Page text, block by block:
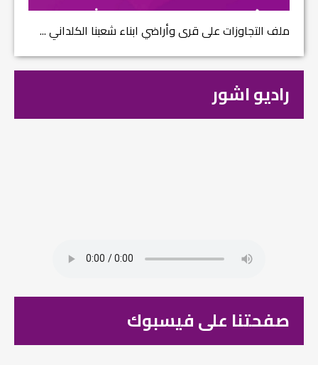
ملف التجاوزات على قرى وأراضي ابناء شعبنا الكلداني ...
راديو اشور
صفحتنا على فيسبوك